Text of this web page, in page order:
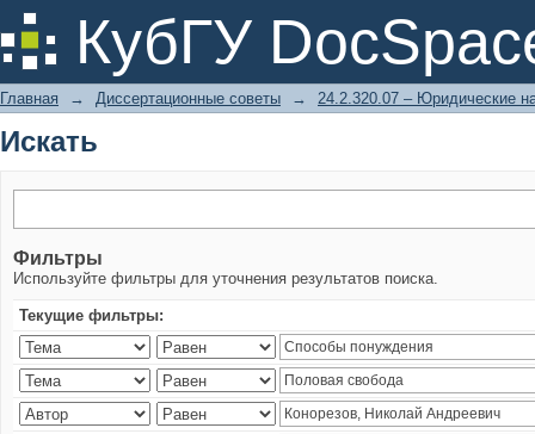
КубГУ
Искать
Главная → Диссертационные советы → 24.2.320.07 – Юридические
Искать
Фильтры
Используйте фильтры для уточнения результатов поиска.
Текущие фильтры: